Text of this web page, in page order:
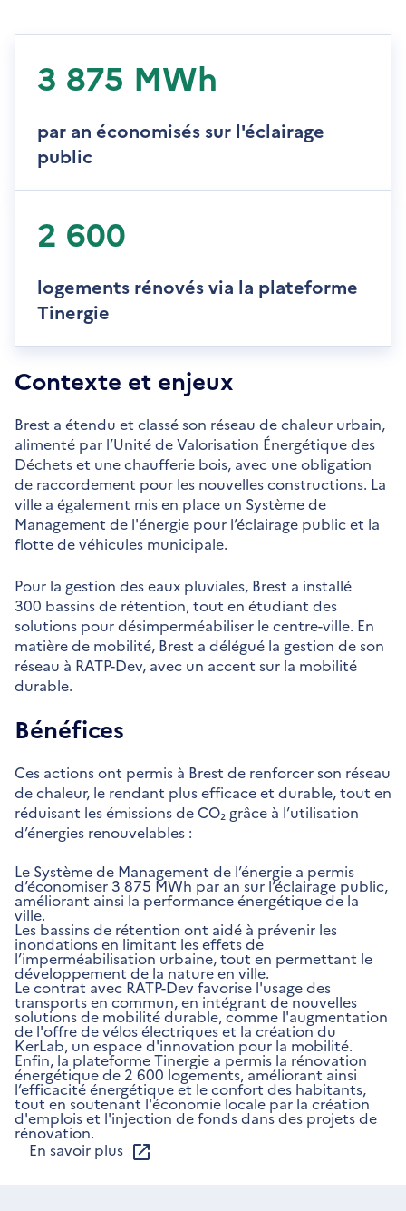
3 875 MWh
par an économisés sur l'éclairage
public
2 600
logements rénovés via la plateforme
Tinergie
Contexte et enjeux
Brest a étendu et classé son réseau de chaleur urbain,
alimenté par l’Unité de Valorisation Énergétique des
Déchets et une chaufferie bois, avec une obligation
de raccordement pour les nouvelles constructions. La
ville a également mis en place un Système de
Management de l'énergie pour l’éclairage public et la
flotte de véhicules municipale.
Pour la gestion des eaux pluviales, Brest a installé
300 bassins de rétention, tout en étudiant des
solutions pour désimperméabiliser le centre-ville. En
matière de mobilité, Brest a délégué la gestion de son
réseau à RATP-Dev, avec un accent sur la mobilité
durable.
Bénéfices
Ces actions ont permis à Brest de renforcer son réseau
de chaleur, le rendant plus efficace et durable, tout en
réduisant les émissions de CO₂ grâce à l’utilisation
d’énergies renouvelables :
Le Système de Management de l’énergie a permis
d’économiser 3 875 MWh par an sur l’éclairage public,
améliorant ainsi la performance énergétique de la
ville.
Les bassins de rétention ont aidé à prévenir les
inondations en limitant les effets de
l’imperméabilisation urbaine, tout en permettant le
développement de la nature en ville.
Le contrat avec RATP-Dev favorise l'usage des
transports en commun, en intégrant de nouvelles
solutions de mobilité durable, comme l'augmentation
de l'offre de vélos électriques et la création du
KerLab, un espace d'innovation pour la mobilité.
Enfin, la plateforme Tinergie a permis la rénovation
énergétique de 2 600 logements, améliorant ainsi
l’efficacité énergétique et le confort des habitants,
tout en soutenant l'économie locale par la création
d'emplois et l'injection de fonds dans des projets de
rénovation.
En savoir plus